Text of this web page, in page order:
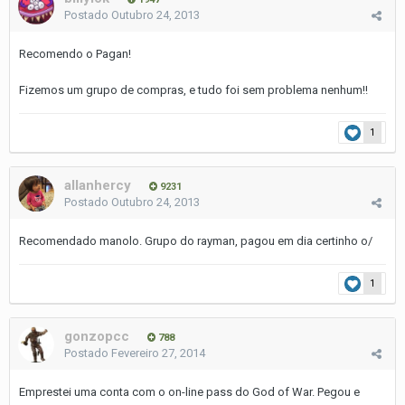
Postado Outubro 24, 2013
Recomendo o Pagan!
Fizemos um grupo de compras, e tudo foi sem problema nenhum!!
1
allanhercy 9231
Postado Outubro 24, 2013
Recomendado manolo. Grupo do rayman, pagou em dia certinho o/
1
gonzopcc 788
Postado Fevereiro 27, 2014
Emprestei uma conta com o on-line pass do God of War. Pegou e